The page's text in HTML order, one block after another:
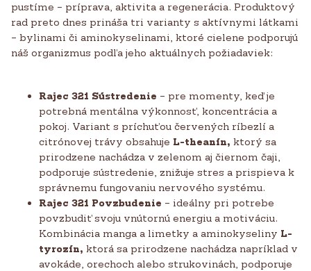
pustíme – príprava, aktivita a regenerácia. Produktový
rad preto dnes prináša tri varianty s aktívnymi látkami
– bylinami či aminokyselinami, ktoré cielene podporujú
náš organizmus podľa jeho aktuálnych požiadaviek:
Rajec 321 Sústredenie – pre momenty, keď je
potrebná mentálna výkonnosť, koncentrácia a
pokoj. Variant s príchuťou červených ríbezlí a
citrónovej trávy obsahuje L-theanín, ktorý sa
prirodzene nachádza v zelenom aj čiernom čaji,
podporuje sústredenie, znižuje stres a prispieva k
správnemu fungovaniu nervového systému.
Rajec 321 Povzbudenie – ideálny pri potrebe
povzbudiť svoju vnútornú energiu a motiváciu.
Kombinácia manga a limetky a aminokyseliny L-
tyrozín, ktorá sa prirodzene nachádza napríklad v
avokáde, orechoch alebo strukovinách, podporuje